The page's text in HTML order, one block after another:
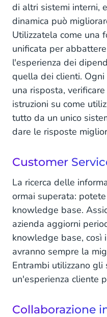
di altri sistemi interni,
dinamica può
Utilizzatela come una
unificata per
l'esperienza dei
quella dei clienti.
una risposta,
istruzioni su come
tutto da un unico
dare le risposte
Customer
La ricerca delle
ormai superata:
knowledge base.
azienda aggiorni
knowledge base, così
avranno sempre la
Entrambi utilizzano gli
un'esperienza cliente
Collaborazione